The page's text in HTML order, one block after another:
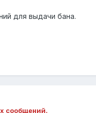
для выдачи бана.
сообщений.